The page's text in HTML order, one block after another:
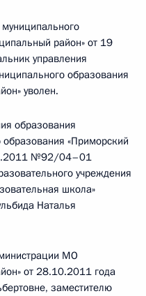
район» от 19
управления
образования
уволен.
образования
«Приморский
№92/04–01
учреждения
школа»
Наталья
МО
от 28.10.2011 года
заместителю